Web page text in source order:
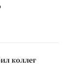
коллег